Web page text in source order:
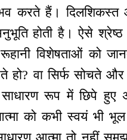
करते हैं। दिलशिकस्त
होती है। ऐसे श्रेष्ठ
विशेषताओं को
हो? वा सिर्फ सोचते
रूप में छिपे हुए
को कभी स्वयं भी भूल